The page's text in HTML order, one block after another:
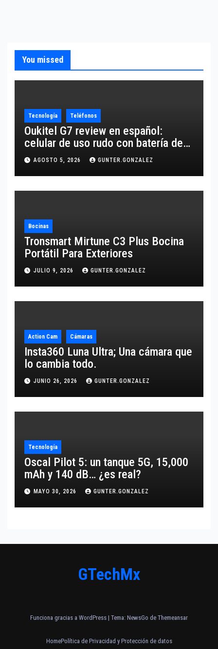
You missed
Tecnología Teléfonos
Oukitel G7 review en español:
celular de uso rudo con batería de
10,600 mAh
AGOSTO 5, 2026 GUNTER.GONZALEZ
Bocinas
Tronsmart Mirtune C3 Plus Bocina
Portátil Para Exteriores
JULIO 9, 2026 GUNTER.GONZALEZ
Action Cam Cámaras
Insta360 Luna Ultra; Una cámara que
lo cambia todo.
JUNIO 26, 2026 GUNTER.GONZALEZ
Tecnología
Oscal Pilot 5: un tanque 5G, 15,000
mAh y 140 dB… ¿es real?
MAYO 30, 2026 GUNTER.GONZALEZ
GTechMx
Funciona gracias a WordPress | Tema: NewsGo de Themeansar
HomePolítica de Privacidad y Protección de datos